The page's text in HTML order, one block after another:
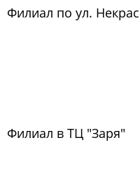
Филиал по ул.
Филиал в ТЦ "Заря"